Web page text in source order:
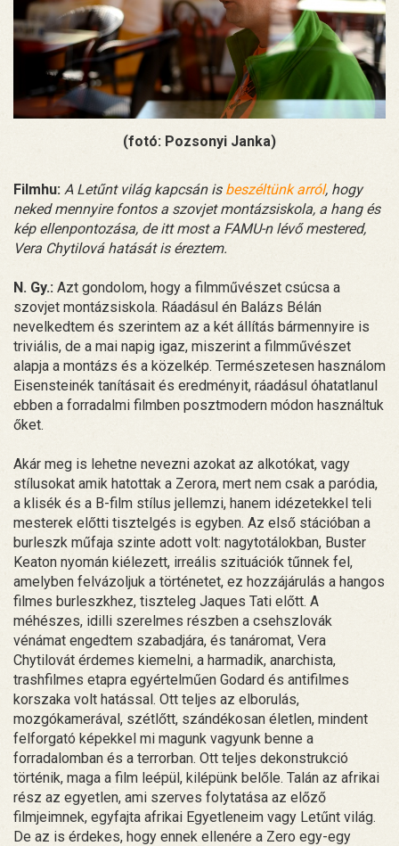
(fotó: Pozsonyi Janka)
Filmhu: A Letűnt világ kapcsán is beszéltünk arról, hogy
neked mennyire fontos a szovjet montázsiskola, a hang és
kép ellenpontozása, de itt most a FAMU-n lévő mestered,
Vera Chytilová hatását is éreztem.
N. Gy.: Azt gondolom, hogy a filmművészet csúcsa a
szovjet montázsiskola. Ráadásul én Balázs Bélán
nevelkedtem és szerintem az a két állítás bármennyire is
triviális, de a mai napig igaz, miszerint a filmművészet
alapja a montázs és a közelkép. Természetesen használom
Eisensteinék tanításait és eredményit, ráadásul óhatatlanul
ebben a forradalmi filmben posztmodern módon használtuk
őket.
Akár meg is lehetne nevezni azokat az alkotókat, vagy
stílusokat amik hatottak a Zerora, mert nem csak a paródia,
a klisék és a B-film stílus jellemzi, hanem idézetekkel teli
mesterek előtti tisztelgés is egyben. Az első stációban a
burleszk műfaja szinte adott volt: nagytotálokban, Buster
Keaton nyomán kiélezett, irreális szituációk tűnnek fel,
amelyben felvázoljuk a történetet, ez hozzájárulás a hangos
filmes burleszkhez, tiszteleg Jaques Tati előtt. A
méhészes, idilli szerelmes részben a csehszlovák
vénámat engedtem szabadjára, és tanáromat, Vera
Chytilovát érdemes kiemelni, a harmadik, anarchista,
trashfilmes etapra egyértelműen Godard és antifilmes
korszaka volt hatással. Ott teljes az elborulás,
mozgókamerával, szétlőtt, szándékosan életlen, mindent
felforgató képekkel mi magunk vagyunk benne a
forradalomban és a terrorban. Ott teljes dekonstrukció
történik, maga a film leépül, kilépünk belőle. Talán az afrikai
rész az egyetlen, ami szerves folytatása az előző
filmjeimnek, egyfajta afrikai Egyetleneim vagy Letűnt világ.
De az is érdekes, hogy ennek ellenére a Zero egy-egy